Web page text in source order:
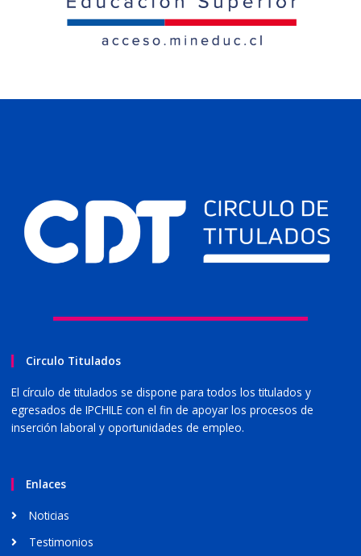
Circulo Titulados
El círculo de titulados se dispone para todos los titulados y
egresados de IPCHILE con el fin de apoyar los procesos de
inserción laboral y oportunidades de empleo.
Enlaces
Noticias
Testimonios